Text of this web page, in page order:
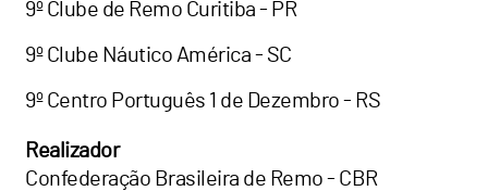
9º Clube de Remo Curitiba - PR
9º Clube Náutico América - SC
9º Centro Português 1 de Dezembro - RS
Realizador
Confederação Brasileira de Remo - CBR